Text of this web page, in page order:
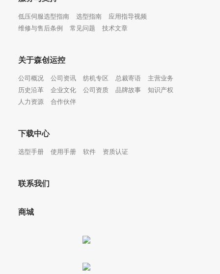
低压伺服选型指南 选型指南
应用指导视频
维修与售后条例
常见问题 技术文章
关于森创运控
公司概况 公司资讯 纺机专区 总裁寄语
主营业务
历史沿革
企业文化 公司资质 品牌故事
知识产权
人力资源
合作伙伴
下载中心
选型手册 使用手册 软件 资质认证
联系我们
商城